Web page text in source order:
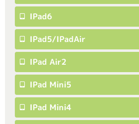
IPad6
IPad5/iPadAir
IPad Air2
IPad Mini5
IPad Mini4